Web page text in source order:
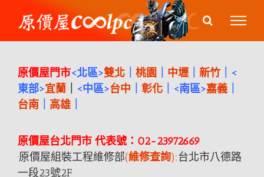
content
原價屋門市<北區>雙北 桃園 中壢 新竹 ｜<
東部>宜蘭 <中區>台中 彰化 ｜<南區>嘉義
台南
高雄
原價屋台北門市 代表號：02-23972669
·原價屋組裝工程維修部(維修查詢):台北市八德路
一段23號2F